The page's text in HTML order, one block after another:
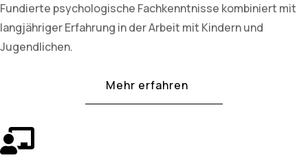
Fundierte psychologische Fachkenntnisse kombiniert mit
langjähriger Erfahrung in der Arbeit mit Kindern und
Jugendlichen.
Mehr erfahren